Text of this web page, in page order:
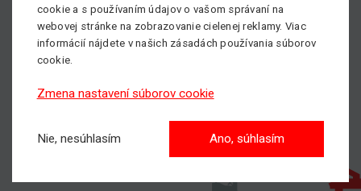
radoslav.podusel@matecoslovakia.sk
cookie a s používaním údajov o vašom správaní na
webovej stránke na zobrazovanie cielenej reklamy. Viac
informácií nájdete v našich zásadách používania súborov
cookie.
Zmena nastavení súborov cookie
Nie, nesúhlasím Ano, súhlasím